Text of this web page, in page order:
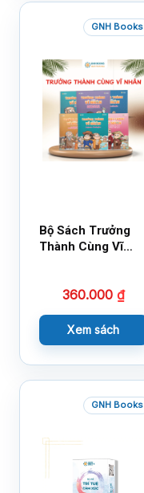
GNH Books
Bộ Sách Trưởng
Thành Cùng Vĩ
360.000 ₫
Xem sách
GNH Books